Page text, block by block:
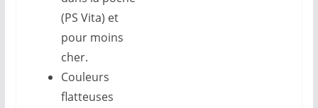
(PS Vita) et
pour moins
cher.
Couleurs
flatteuses